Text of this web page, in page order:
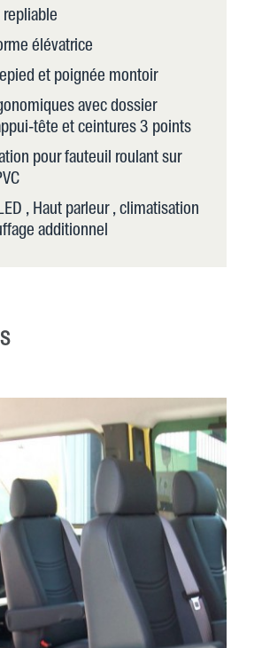
repliable
élévatrice
et poignée montoir
avec dossier
tête et ceintures 3 points
pour fauteuil roulant sur
, Haut parleur , climatisation
additionnel